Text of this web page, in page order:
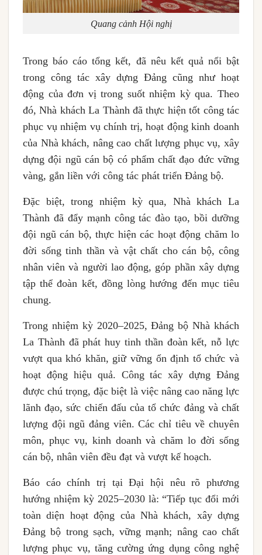
Quang cảnh Hội nghị
Trong báo cáo tổng kết, đã nêu kết quả nổi bật
trong công tác xây dựng Đảng cũng như hoạt
động của đơn vị trong suốt nhiệm kỳ qua. Theo
đó, Nhà khách La Thành đã thực hiện tốt công tác
phục vụ nhiệm vụ chính trị, hoạt động kinh doanh
của Nhà khách, nâng cao chất lượng phục vụ, xây
dựng đội ngũ cán bộ có phẩm chất đạo đức vững
vàng, gắn liền với công tác phát triển Đảng bộ.
Đặc biệt, trong nhiệm kỳ qua, Nhà khách La
Thành đã đẩy mạnh công tác đào tạo, bồi dưỡng
đội ngũ cán bộ, thực hiện các hoạt động chăm lo
đời sống tinh thần và vật chất cho cán bộ, công
nhân viên và người lao động, góp phần xây dựng
tập thể đoàn kết, đồng lòng hướng đến mục tiêu
chung.
Trong nhiệm kỳ 2020–2025, Đảng bộ Nhà khách
La Thành đã phát huy tinh thần đoàn kết, nỗ lực
vượt qua khó khăn, giữ vững ổn định tổ chức và
hoạt động hiệu quả. Công tác xây dựng Đảng
được chú trọng, đặc biệt là việc nâng cao năng lực
lãnh đạo, sức chiến đấu của tổ chức đảng và chất
lượng đội ngũ đảng viên. Các chỉ tiêu về chuyên
môn, phục vụ, kinh doanh và chăm lo đời sống
cán bộ, nhân viên đều đạt và vượt kế hoạch.
Báo cáo chính trị tại Đại hội nêu rõ phương
hướng nhiệm kỳ 2025–2030 là: “Tiếp tục đổi mới
toàn diện hoạt động của Nhà khách, xây dựng
Đảng bộ trong sạch, vững mạnh; nâng cao chất
lượng phục vụ, tăng cường ứng dụng công nghệ